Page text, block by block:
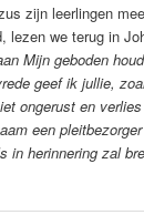
zijn leerlingen
lezen we terug in
Mijn geboden
geef ik jullie,
ongerust en
een
in herinnering zal